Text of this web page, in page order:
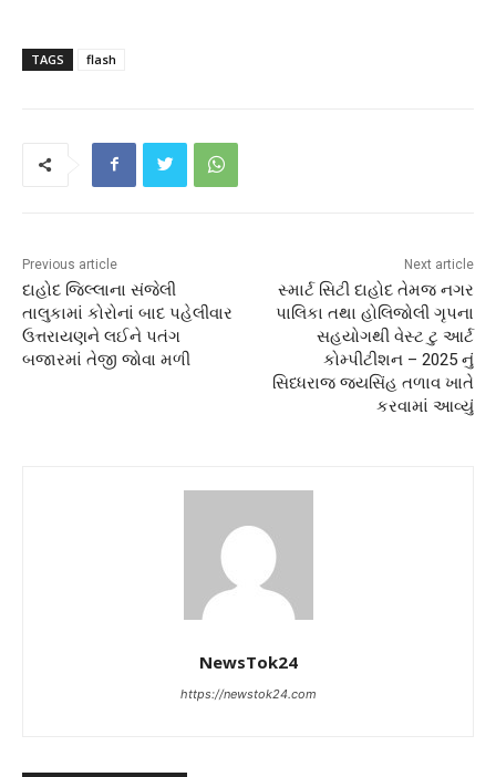
TAGS flash
Previous article
દાહોદ જિલ્લાના સંજેલી
તાલુકામાં કોરોનાં બાદ પહેલીવાર
ઉત્તરાયણને લઈને પતંગ
બજારમાં તેજી જોવા મળી
Next article
સ્માર્ટ સિટી દાહોદ તેમજ નગર
પાલિકા તથા હોલિજોલી ગૃપના
સહયોગથી વેસ્ટ ટુ આર્ટ
કોમ્પીટીશન – 2025 નું
સિધ્ધરાજ જયસિંહ તળાવ ખાતે
કરવામાં આવ્યું
NewsTok24
https://newstok24.com